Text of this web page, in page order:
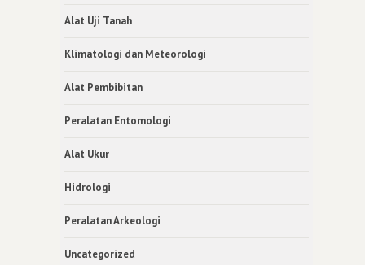
Alat Uji Tanah
Klimatologi dan Meteorologi
Alat Pembibitan
Peralatan Entomologi
Alat Ukur
Hidrologi
Peralatan Arkeologi
Uncategorized